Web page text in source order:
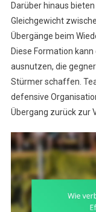
Darüber hinaus
Gleichgewicht
Übergänge beim
Diese Formation
ausnutzen, die
Stürmer schaffen.
defensive
Übergang zurück zur